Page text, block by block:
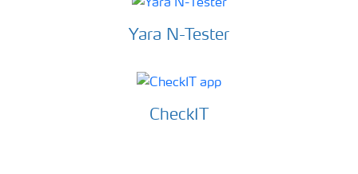
Yara N-Tester
CheckIT